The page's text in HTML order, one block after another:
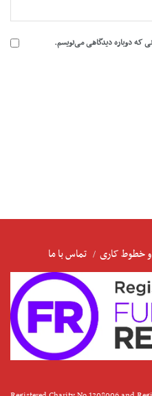
که دوباره دیدگاهی می‌نویسم.
خطوط کاری تماس با ما